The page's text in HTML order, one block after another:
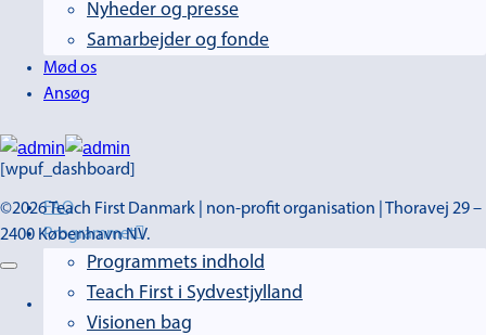
Nyheder og presse
Samarbejder og fonde
Mød os
Ansøg
FAQ
Programmet
Programmets indhold
Teach First i Sydvestjylland
Visionen bag
[wpuf_dashboard]
©2026 Teach First Danmark | non-profit organisation | Thoravej 29 –
2400 København NV.